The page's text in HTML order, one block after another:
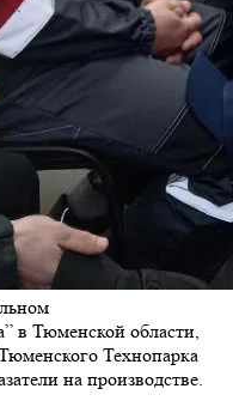
в Тюменской области,
Технопарка
на производстве.